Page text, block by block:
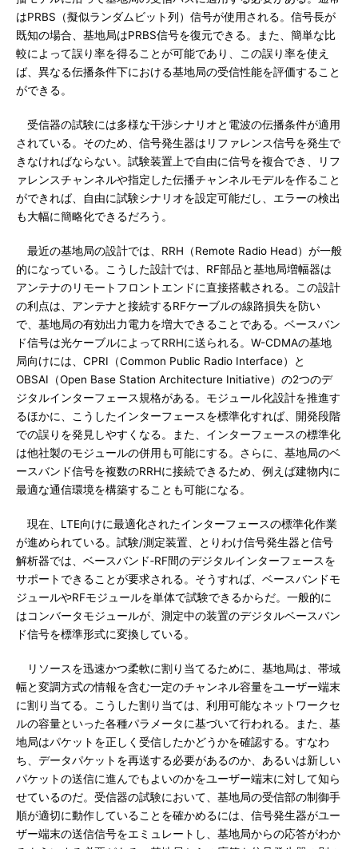
はPRBS（擬似ランダムビット列）信号が使用される。信号長が
既知の場合、基地局はPRBS信号を復元できる。また、簡単な比
較によって誤り率を得ることが可能であり、この誤り率を使え
ば、異なる伝播条件下における基地局の受信性能を評価すること
ができる。
受信器の試験には多様な干渉シナリオと電波の伝播条件が適用
されている。そのため、信号発生器はリファレンス信号を発生で
きなければならない。試験装置上で自由に信号を複合でき、リフ
ァレンスチャンネルや指定した伝播チャンネルモデルを作ること
ができれば、自由に試験シナリオを設定可能だし、エラーの検出
も大幅に簡略化できるだろう。
最近の基地局の設計では、RRH（Remote Radio Head）が一般
的になっている。こうした設計では、RF部品と基地局増幅器は
アンテナのリモートフロントエンドに直接搭載される。この設計
の利点は、アンテナと接続するRFケーブルの線路損失を防い
で、基地局の有効出力電力を増大できることである。ベースバン
ド信号は光ケーブルによってRRHに送られる。W-CDMAの基地
局向けには、CPRI（Common Public Radio Interface）と
OBSAI（Open Base Station Architecture Initiative）の2つのデ
ジタルインターフェース規格がある。モジュール化設計を推進す
るほかに、こうしたインターフェースを標準化すれば、開発段階
での誤りを発見しやすくなる。また、インターフェースの標準化
は他社製のモジュールの併用も可能にする。さらに、基地局のベ
ースバンド信号を複数のRRHに接続できるため、例えば建物内に
最適な通信環境を構築することも可能になる。
現在、LTE向けに最適化されたインターフェースの標準化作業
が進められている。試験/測定装置、とりわけ信号発生器と信号
解析器では、ベースバンド‐RF間のデジタルインターフェースを
サポートできることが要求される。そうすれば、ベースバンドモ
ジュールやRFモジュールを単体で試験できるからだ。一般的に
はコンバータモジュールが、測定中の装置のデジタルベースバン
ド信号を標準形式に変換している。
リソースを迅速かつ柔軟に割り当てるために、基地局は、帯域
幅と変調方式の情報を含む一定のチャンネル容量をユーザー端末
に割り当てる。こうした割り当ては、利用可能なネットワークセ
ルの容量といった各種パラメータに基づいて行われる。また、基
地局はパケットを正しく受信したかどうかを確認する。すなわ
ち、データパケットを再送する必要があるのか、あるいは新しい
パケットの送信に進んでもよいのかをユーザー端末に対して知ら
せているのだ。受信器の試験において、基地局の受信部の制御手
順が適切に動作していることを確かめるには、信号発生器がユー
ザー端末の送信信号をエミュレートし、基地局からの応答がわか